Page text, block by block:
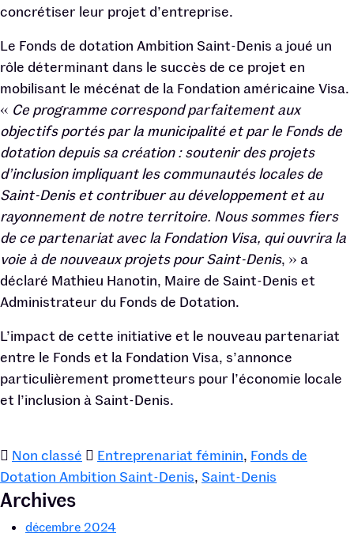
concrétiser leur projet d’entreprise.
Le Fonds de dotation Ambition Saint-Denis a joué un
rôle déterminant dans le succès de ce projet en
mobilisant le mécénat de la Fondation américaine Visa.
« Ce programme correspond parfaitement aux
objectifs portés par la municipalité et par le Fonds de
dotation depuis sa création : soutenir des projets
d’inclusion impliquant les communautés locales de
Saint-Denis et contribuer au développement et au
rayonnement de notre territoire. Nous sommes fiers
de ce partenariat avec la Fondation Visa, qui ouvrira la
voie à de nouveaux projets pour Saint-Denis, » a
déclaré Mathieu Hanotin, Maire de Saint-Denis et
Administrateur du Fonds de Dotation.
L’impact de cette initiative et le nouveau partenariat
entre le Fonds et la Fondation Visa, s’annonce
particulièrement prometteurs pour l’économie locale
et l’inclusion à Saint-Denis.
Non classé Entreprenariat féminin, Fonds de
Dotation Ambition Saint-Denis, Saint-Denis
Archives
décembre 2024